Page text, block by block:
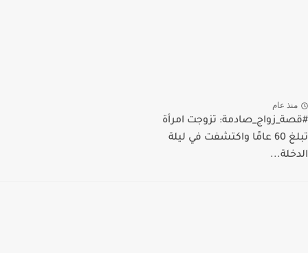
منذ عام
#قصة_زواج_صادمة: تزوجت امرأة
تبلغ 60 عامًا واكتشفت في ليلة
الدخلة...